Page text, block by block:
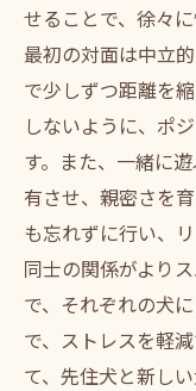
せることで、徐々
最初の対面は中立
で少しずつ距離を
しないように、ポ
す。また、一緒に
有させ、親密さを
も忘れずに行い、
同士の関係がより
で、それぞれの犬
で、ストレスを軽
て、先住犬と新し